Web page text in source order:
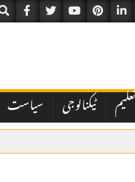
تعلیم ٹیکنالوجی سیاست